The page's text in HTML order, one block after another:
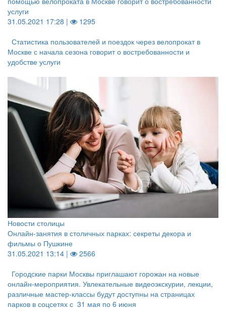
услуги
31.05.2021 17:28 |
1295
Статистика пользователей и поездок через велопрокат в
Москве с начала сезона говорит о востребованности и
удобстве услуги
Новости столицы
Онлайн-занятия в столичных парках: секреты декора и
фильмы о Пушкине
31.05.2021 13:14 |
2566
Городские парки Москвы приглашают горожан на новые
онлайн-мероприятия. Увлекательные видеоэкскурии, лекции,
различные мастер-классы будут доступны на страницах
парков в соцсетях с 31 мая по 6 июня